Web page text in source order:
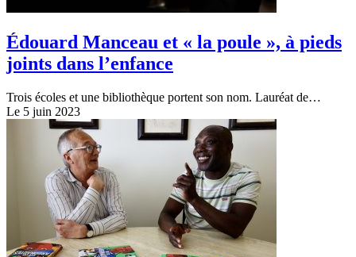
Édouard Manceau et « la poule », à pieds
joints dans l’enfance
Trois écoles et une bibliothèque portent son nom. Lauréat de…
Le 5 juin 2023